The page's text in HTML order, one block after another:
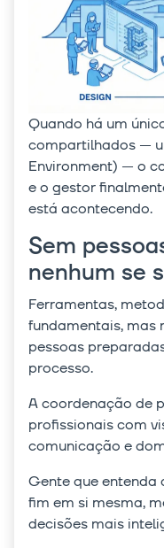
Quando há um
compartilhados —
Environment) — o
e o gestor
está acontecendo.
Sem
nenhum se
Ferramentas,
fundamentais, mas
pessoas
processo.
A coordenação de
profissionais com
comunicação e
Gente que entenda
fim em si mesma,
decisões mais